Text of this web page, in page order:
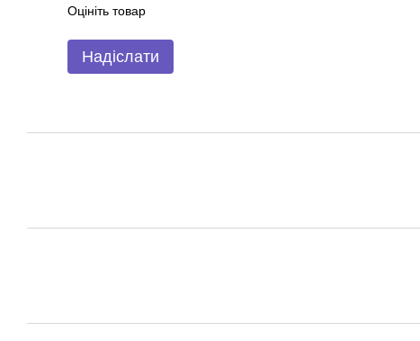
Оцініть товар
Надіслати